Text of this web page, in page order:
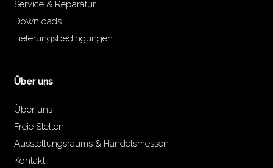
Service & Reparatur
Downloads
Lieferungsbedingungen
Über uns
Über uns
Freie Stellen
Ausstellungsraums & Handelsmessen
Kontakt